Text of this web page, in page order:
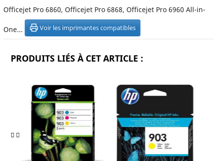
Officejet Pro 6860, Officejet Pro 6868, Officejet Pro 6960 All-in-
One... Voir les imprimantes compatibles
PRODUITS LIÉS À CET ARTICLE :